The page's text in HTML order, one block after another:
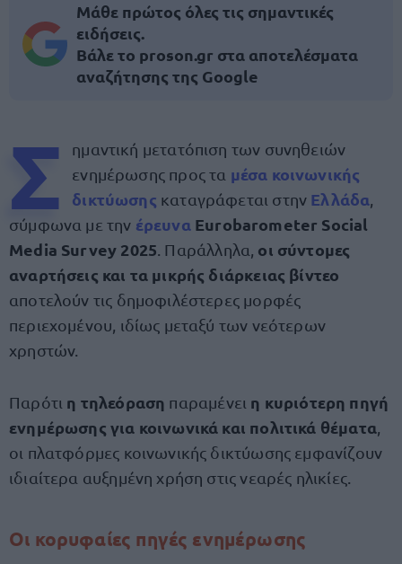
Μάθε πρώτος όλες τις σημαντικές
ειδήσεις.
Βάλε το proson.gr στα αποτελέσματα
αναζήτησης της Google
Σ
ημαντική μετατόπιση των συνηθειών
ενημέρωσης προς τα μέσα κοινωνικής
δικτύωσης καταγράφεται στην Ελλάδα
σύμφωνα με την έρευνα Eurobarometer Social
Media Survey 2025 . Παράλληλα, οι σύντομες
αναρτήσεις και τα μικρής διάρκειας βίντεο
αποτελούν τις δημοφιλέστερες μορφές
περιεχομένου, ιδίως μεταξύ των νεότερων
χρηστών.
Παρότι η τηλεόραση παραμένει η κυριότερη πηγή
ενημέρωσης για κοινωνικά και πολιτικά θέματα
οι πλατφόρμες κοινωνικής δικτύωσης εμφανίζουν
ιδιαίτερα αυξημένη χρήση στις νεαρές ηλικίες.
Οι κορυφαίες πηγές ενημέρωσης